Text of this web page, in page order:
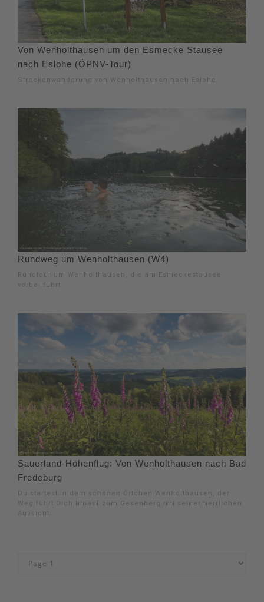
Von Wenholthausen um den Esmecke Stausee
nach Eslohe (ÖPNV-Tour)
Streckenwanderung von Wenholthausen nach Eslohe.
Rundweg um Wenholthausen (W4)
Rundtour um Wenholthausen, die am Esmeckestausee
vorbei führt.
Sauerland-Höhenflug: Von Wenholthausen nach Bad
Fredeburg
Du startest in dem schönen Örtchen Wenholthausen, der
Weg führt Dich hinauf zum Gesenberg mit seiner herrlichen
Aussicht.